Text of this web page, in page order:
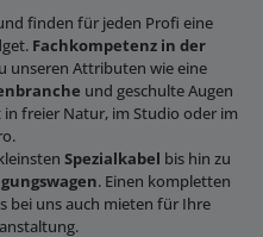
finden für jeden Profi eine
Fachkompetenz in der
unseren Attributen wie eine
und geschulte Augen
freier Natur, im Studio oder im
Spezialkabel bis hin zu
. Einen kompletten
bei uns auch mieten für Ihre